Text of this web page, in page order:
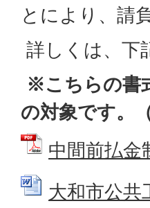
とにより、請
詳しくは、下
※こちらの書
の対象です。
中間前払金
大和市公共